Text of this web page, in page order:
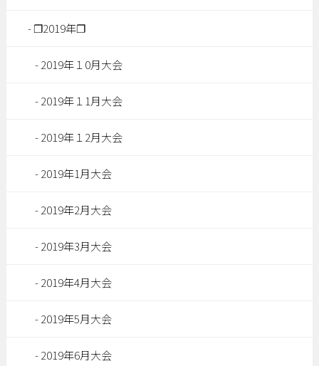
❐2019年❐
2019年１0月大会
2019年１1月大会
2019年１2月大会
2019年1月大会
2019年2月大会
2019年3月大会
2019年4月大会
2019年5月大会
2019年6月大会